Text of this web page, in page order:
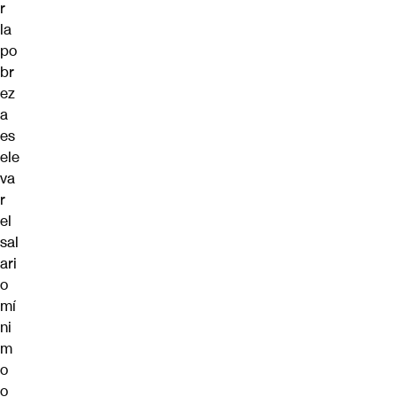
r
la
po
br
ez
a
es
ele
va
r
el
sal
ari
o
mí
ni
m
o
o